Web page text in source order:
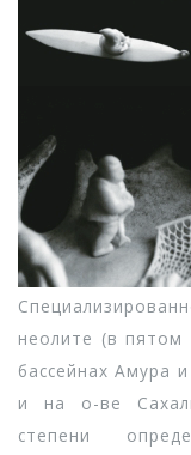
неолите (в
бассейнах Амура
и на о-ве
степени